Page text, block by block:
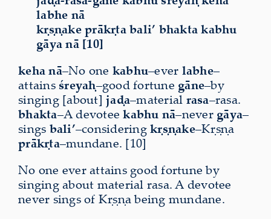
labhe nā
kṛṣṇake prākṛta bali’ bhakta kabhu
gāya nā [10]
keha nā–No one kabhu–ever labhe–
attains śreyaḥ–good fortune gāne–by
singing [about] jaḍa–material rasa–rasa.
bhakta–A devoteekabhu nā–never gāya–
sings bali’–consideringkṛṣṇake–Kṛṣṇa
prākṛta–mundane. [10]
No one ever attains good fortune by
singing about material rasa. A devotee
never sings of Kṛṣṇa being mundane.